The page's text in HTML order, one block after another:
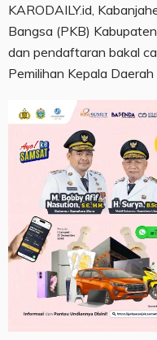
KARODAILY.id,
Bangsa (PKB)
dan pendaftaran bakal
Pemilihan Kepala